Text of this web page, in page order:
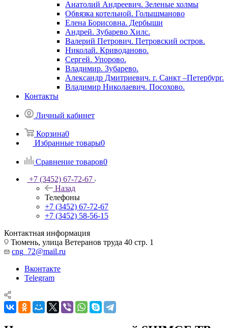
Анатолий Андреевич. Зеленые холмы
Обвязка котельной. Голышманово
Елена Борисовна. Дербыши
Андрей. Зубарево Хилс.
Валерий Петрович. Петровский остров.
Николай. Криводаново.
Сергей. Упорово.
Владимир. Зубарево.
Александр Дмитриевич. г. Санкт –Петербург.
Владимир Николаевич. Посохово.
Контакты
Личный кабинет
Корзина0
Избранные товары0
Сравнение товаров0
+7 (3452) 67-72-67
Назад
Телефоны
+7 (3452) 67-72-67
+7 (3452) 58-56-15
Контактная информация
Тюмень, улица Ветеранов труда 40 стр. 1
cng_72@mail.ru
Вконтакте
Telegram